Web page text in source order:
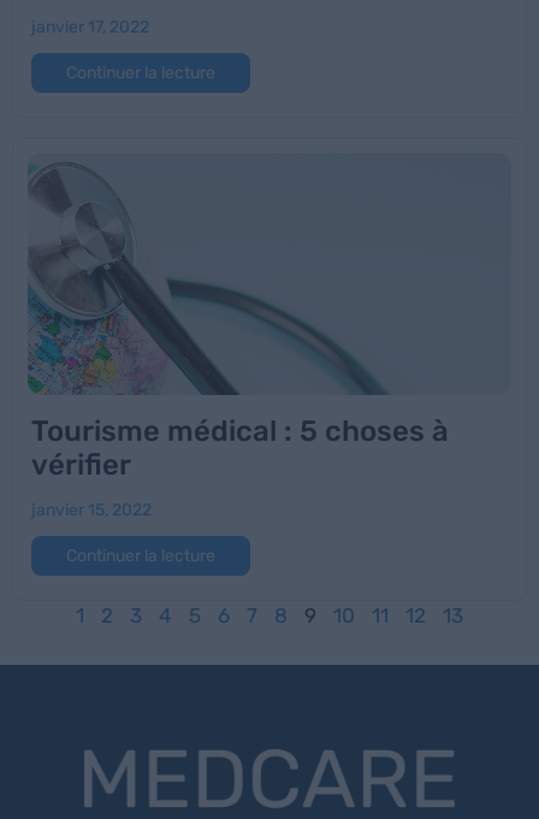
janvier 17, 2022
Continuer la lecture
Tourisme médical : 5 choses à
vérifier
janvier 15, 2022
Continuer la lecture
1 2 3 4 5 6 7 8 9 10 11 12 13